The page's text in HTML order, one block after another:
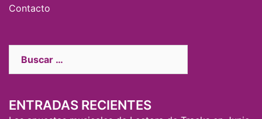
Contacto
ENTRADAS RECIENTES